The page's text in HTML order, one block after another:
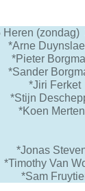
Heren
*Arne
*Pieter
*Sander
*Jiri Ferket
*Stijn
*Koen
*Jonas
*Timothy Van
*Sam